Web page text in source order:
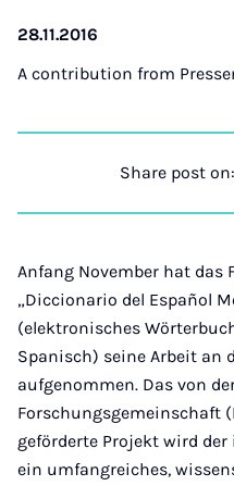
28.11.2016
A contribution from
Share post on:
Anfang November hat das
„Diccionario del Español
(elektronisches
Spanisch) seine Arbeit an
aufgenommen. Das von
Forschungsgemeinschaft
geförderte Projekt wird
ein umfangreiches,